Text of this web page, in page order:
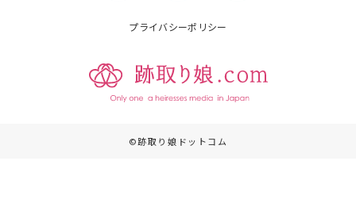
プライバシーポリシー
©跡取り娘ドットコム